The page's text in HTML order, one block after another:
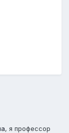
, я профессор